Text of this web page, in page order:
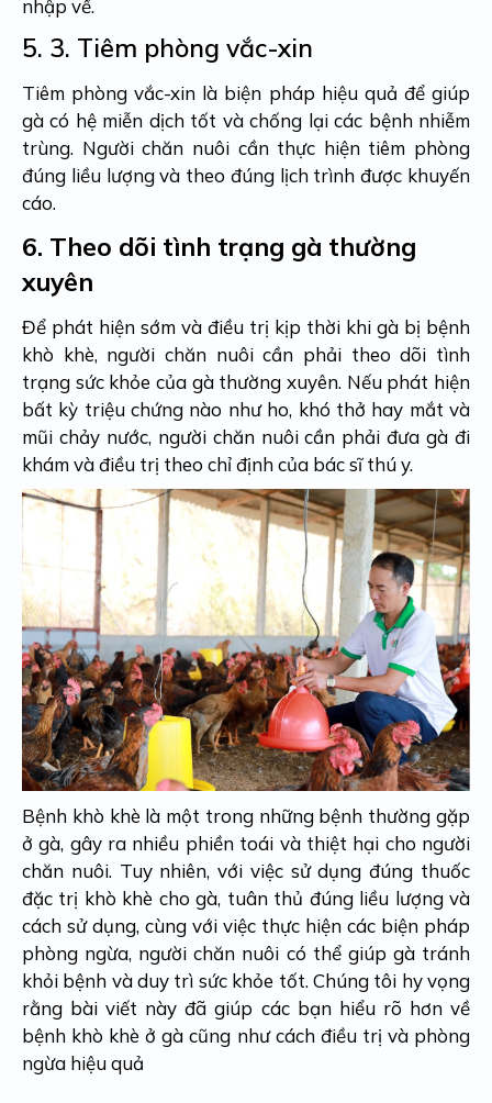
nhập về.
5. 3. Tiêm phòng vắc-xin
Tiêm phòng vắc-xin là biện pháp hiệu quả để giúp
gà có hệ miễn dịch tốt và chống lại các bệnh nhiễm
trùng. Người chăn nuôi cần thực hiện tiêm phòng
đúng liều lượng và theo đúng lịch trình được khuyến
cáo.
6. Theo dõi tình trạng gà thường
xuyên
Để phát hiện sớm và điều trị kịp thời khi gà bị bệnh
khò khè, người chăn nuôi cần phải theo dõi tình
trạng sức khỏe của gà thường xuyên. Nếu phát hiện
bất kỳ triệu chứng nào như ho, khó thở hay mắt và
mũi chảy nước, người chăn nuôi cần phải đưa gà đi
khám và điều trị theo chỉ định của bác sĩ thú y.
Bệnh khò khè là một trong những bệnh thường gặp
ở gà, gây ra nhiều phiền toái và thiệt hại cho người
chăn nuôi. Tuy nhiên, với việc sử dụng đúng thuốc
đặc trị khò khè cho gà, tuân thủ đúng liều lượng và
cách sử dụng, cùng với việc thực hiện các biện pháp
phòng ngừa, người chăn nuôi có thể giúp gà tránh
khỏi bệnh và duy trì sức khỏe tốt. Chúng tôi hy vọng
rằng bài viết này đã giúp các bạn hiểu rõ hơn về
bệnh khò khè ở gà cũng như cách điều trị và phòng
ngừa hiệu quả